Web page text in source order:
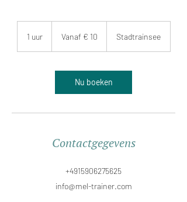
1 uur1
euroVanaf € 10 Stadtrainsee
Nu boeken
Contactgegevens
+4915906275625
info@mel-trainer.com